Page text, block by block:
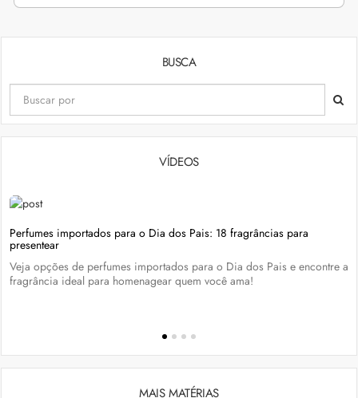
BUSCA
VÍDEOS
Perfumes importados para o Dia dos Pais: 18 fragrâncias para
presentear
Veja opções de perfumes importados para o Dia dos Pais e encontre a
fragrância ideal para homenagear quem você ama!
MAIS MATÉRIAS